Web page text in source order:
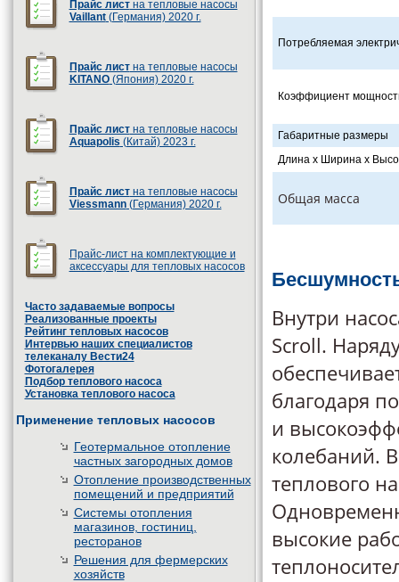
Прайс листна тепловые насосы
Vaillant(Германия) 2020 г.
Прайс листна тепловые насосы
KITANO(Япония) 2020 г.
Прайс листна тепловые насосы
Aquapolis (Китай) 2023 г.
Прайс листна тепловые насосы
Viessmann(Германия) 2020 г.
Прайс-лист на комплектующие и
аксессуары для тепловых насосов
Часто задаваемые вопросы
Реализованные проекты
Рейтинг тепловых насосов
Интервью наших специалистов
телеканалу Вести24
Фотогалерея
Подбор теплового насоса
Установка теплового насоса
Применение тепловых насосов
Геотермальное отопление
частных загородных домов
Отопление производственных
помещений и предприятий
Системы отопления
магазинов, гостиниц,
ресторанов
Решения для фермерских
хозяйств
Потребляемая
Коэффициент
Габаритные размеры
Длина x Ширина x
Общая масса
Внутри
Scroll.
благодаря
и
колебаний.
теплового
высокие